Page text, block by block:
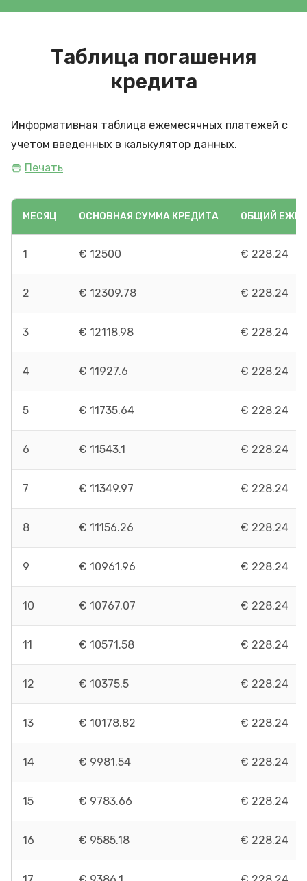
Таблица погашения
кредита
Информативная таблица ежемесячных платежей с
учетом введенных в калькулятор данных.
Печать
МЕСЯЦ ОСНОВНАЯ СУММА КРЕДИТА ОБЩИЙ
1 € 12500 € 228.24
2 € 12309.78 € 228.24
3 € 12118.98 € 228.24
4 € 11927.6 € 228.24
5 € 11735.64 € 228.24
6 € 11543.1 € 228.24
7 € 11349.97 € 228.24
8 € 11156.26 € 228.24
9 € 10961.96 € 228.24
10 € 10767.07 € 228.24
11 € 10571.58 € 228.24
12 € 10375.5 € 228.24
13 € 10178.82 € 228.24
14 € 9981.54 € 228.24
15 € 9783.66 € 228.24
16 € 9585.18 € 228.24